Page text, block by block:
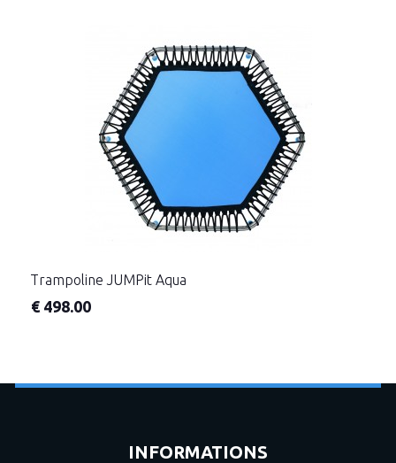
Trampoline JUMPit Aqua
€ 498.00
INFORMATIONS